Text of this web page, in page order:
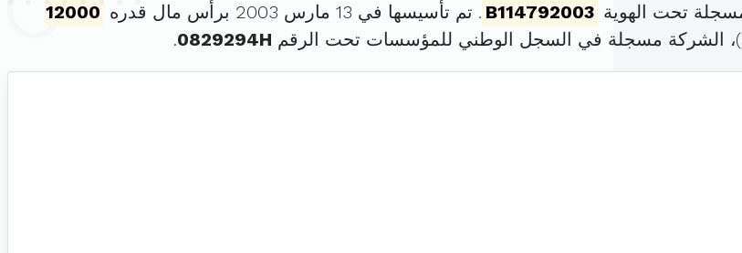
B114792003 . تم تأسيسها في 13 مارس 2003 برأس مال قدره
12000
)، الشركة مسجلة في السجل الوطني للمؤسسات تحت الرقم 0829294H
.